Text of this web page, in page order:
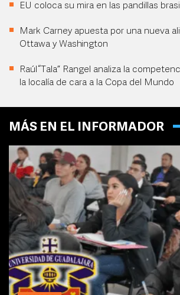
EU coloca su mira en las pandillas
Mark Carney apuesta por una nueva
Ottawa y Washington
Raúl “Tala” Rangel analiza la
la localía de cara a la Copa del Mundo
MÁS EN EL INFORMADOR